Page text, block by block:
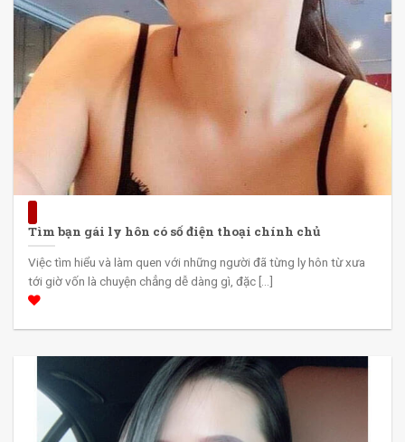
Tìm bạn gái ly hôn có số điện thoại chính chủ
Việc tìm hiểu và làm quen với những người đã từng ly hôn từ xưa
tới giờ vốn là chuyện chẳng dễ dàng gì, đặc [...]